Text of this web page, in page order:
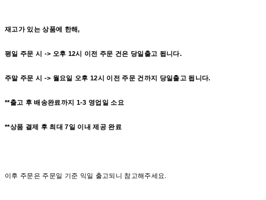
재고가 있는 상품에 한해,
평일 주문 시 -> 오후 12시 이전 주문 건은 당일출고 됩니다.
주말 주문 시 -> 월요일 오후 12시 이전 주문 건까지 당일출고 됩니다.
**출고 후 배송완료까지 1-3 영업일 소요
**상품 결제 후 최대 7일 이내 제공 완료
이후 주문은 주문일 기준 익일 출고되니 참고해주세요.